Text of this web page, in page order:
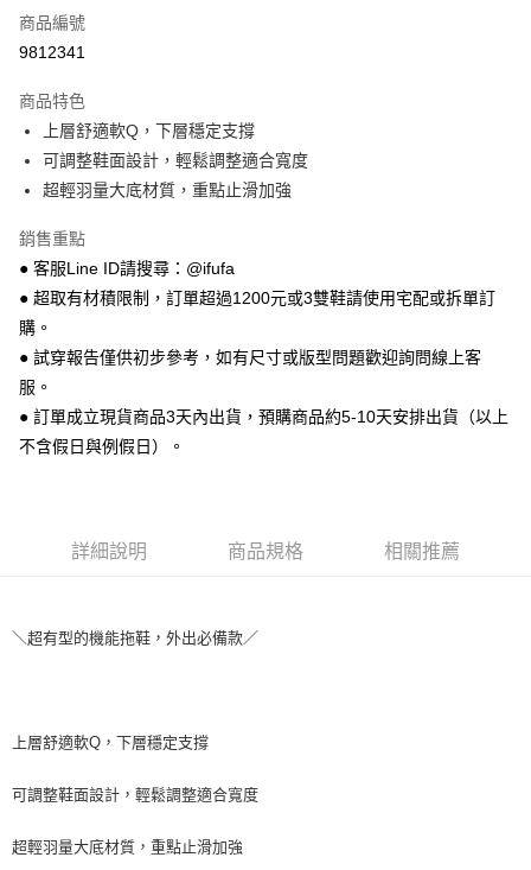
Apple Pay
悠遊付
Google Pay
全盈+PAY
AFTEE先享後付
相關說明
【關於「AFTEE先享後付」】
AFTEE先享後付是「在收到商品之後才付款」的支付方式。 讓您購物簡單
１．簡單：不需註冊會員、不需綁卡、不需儲值。
２．便利：只要手機號碼，簡訊認證，即可結帳。
３．安心：先確認商品／服務後，再付款。
【「AFTEE先享後付」結帳流程】
ATM／網路銀行／等多元方式進行付款，方視為交易完成。
※ 交易是否成功請以「AFTEE先享後付 」之結帳頁面顯示為準，若有關於
１．透過由恩沛科技股份有限公司提供之「AFTEE先享後付」服務完成之交
權轉讓予恩沛科技股份有限公司。
３．未成年的使用者請事先徵得法定代理人或監護人之同意方可使用
ATM付款
全家 取貨付款
每筆NT$70，滿NT$999(含以上)免運費
7-11 取貨付款
付款後 7-11取貨
每筆NT$90，滿NT$999(含以上)免運費
海外宅配
商品編號
9812341
商品特色
上層舒適軟Q，下層穩定支撐
可調整鞋面設計，輕鬆調整適合寬度
超輕羽量大底材質，重點止滑加強
銷售重點
● 客服Line ID請搜尋：@ifufa
● 超取有材積限制，訂單超過1200元或3雙鞋請使用宅配或拆單訂
購。
● 試穿報告僅供初步參考，如有尺寸或版型問題歡迎詢問線上客
服。
● 訂單成立現貨商品3天內出貨，預購商品約5-10天安排出貨（以上
不含假日與例假日）。
詳細說明 商品規格 相關推薦
＼超有型的機能拖鞋，外出必備款／
上層舒適軟Q，下層穩定支撐
可調整鞋面設計，輕鬆調整適合寬度
超輕羽量大底材質，重點止滑加強